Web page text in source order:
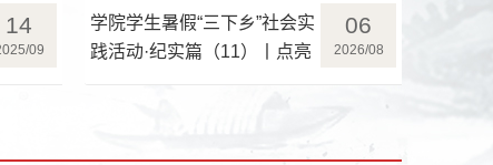
14 06
学院学生暑假“三下乡”社会实
践活动·纪实篇（11）丨点亮